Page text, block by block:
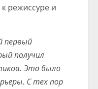
режиссуре и
первый
получил
Это было
С тех пор